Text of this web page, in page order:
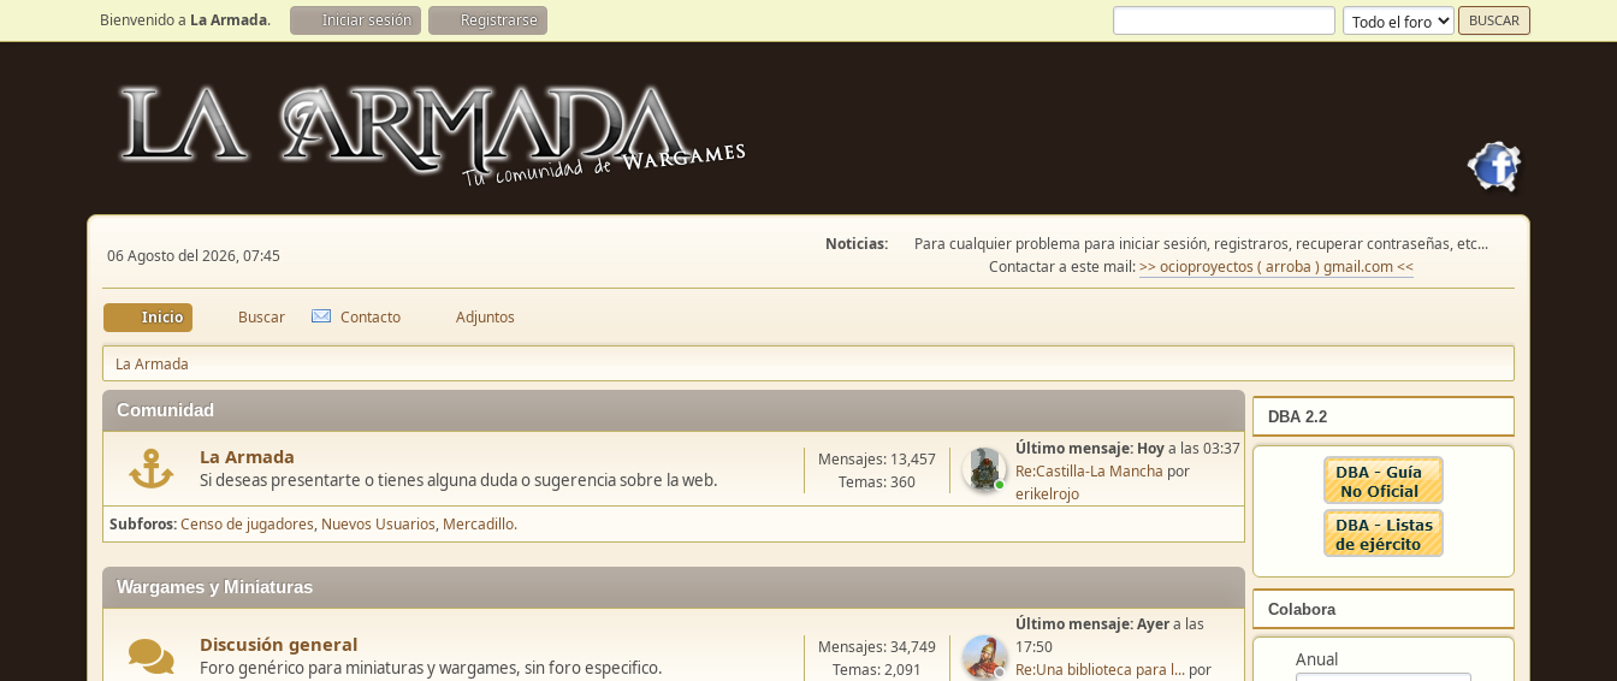
Bienvenido a La Armada. Iniciar sesión Registrarse
06 Agosto del 2026, 07:45
Noticias:
Para cualquier problema para iniciar sesión, registraros, recuperar contraseñas, etc...
Contactar a este mail:>> ocioproyectos ( arroba ) gmail.com <<
Inicio Buscar Contacto Adjuntos
La Armada
DBA 2.2
Colabora
Anual
Comunidad
La Armada
Si deseas presentarte o tienes alguna duda o sugerencia sobre la web.
Mensajes: 13,457
Temas: 360
Último mensaje: Hoya las 03:37
Re:Castilla-La Mancha por
erikelrojo
Subforos Censo de jugadores Nuevos Usuarios Mercadillo.
Wargames y Miniaturas
Discusión general
Foro genérico para miniaturas y wargames, sin foro especifico.
Mensajes: 34,749
Temas: 2,091
Último mensaje:Ayera las
17:50
Re:Una biblioteca para l... por